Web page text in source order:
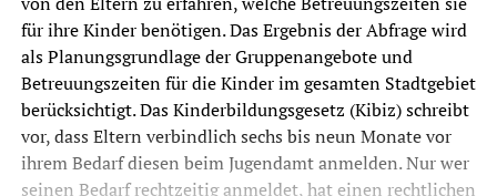
für ihre Kinder benötigen. Das Ergebnis der Abfrage wird
als Planungsgrundlage der Gruppenangebote und
Betreuungszeiten für die Kinder im gesamten Stadtgebiet
berücksichtigt. Das Kinderbildungsgesetz (Kibiz) schreibt
vor, dass Eltern verbindlich sechs bis neun Monate vor
ihrem Bedarf diesen beim Jugendamt anmelden. Nur wer
seinen Bedarf rechtzeitig anmeldet, hat einen rechtlichen